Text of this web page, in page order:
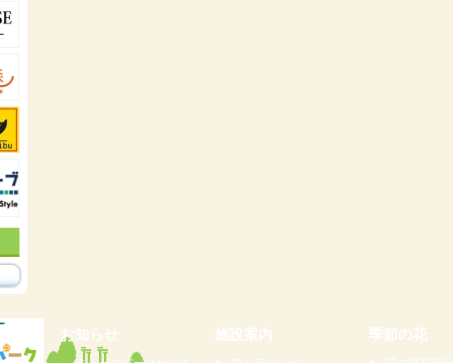
お知らせ 施設案内 季節の花